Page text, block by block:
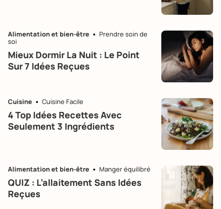
Alimentation et bien-être
Prendre soin de
soi
Mieux Dormir La Nuit : Le Point
Sur 7 Idées Reçues
Cuisine Cuisine Facile
4 Top Idées Recettes Avec
Seulement 3 Ingrédients
Alimentation et bien-être Manger équilibré
QUIZ : L’allaitement Sans Idées
Reçues